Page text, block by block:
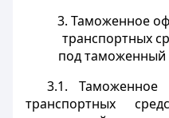
3. Таможенное
транспортных
под
3.1. Таможенное
транспортных